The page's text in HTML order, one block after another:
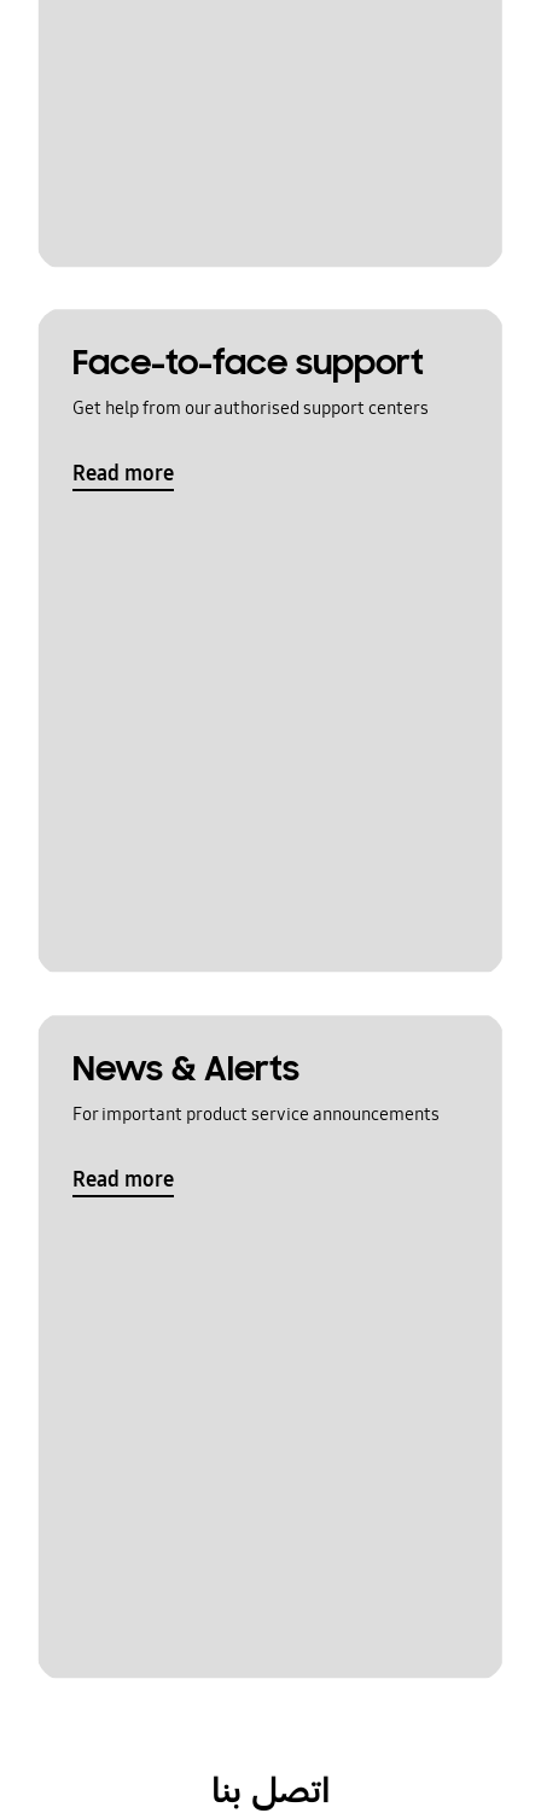
Face-to-face support
Get help from our authorised support centers
Read more
News & Alerts
For important product service announcements
Read more
اتصل بنا